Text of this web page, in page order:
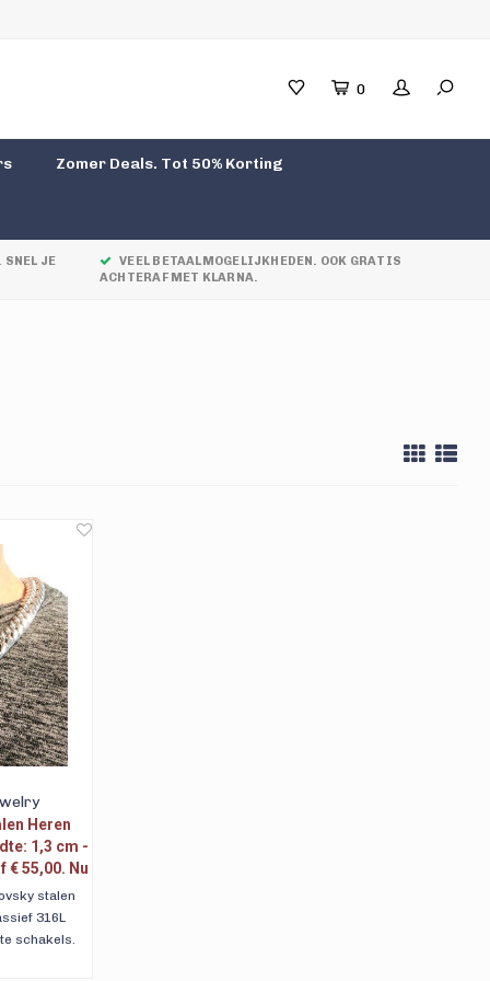
0
Zomer Deals. Tot 50% Korting
SNEL JE
VEEL BETAALMOGELIJKHEDEN. OOK GRATIS
ACHTERAF MET KLARNA.
Heren
1,3 cm -
€ 55,00. Nu
stalen
316L
schakels.